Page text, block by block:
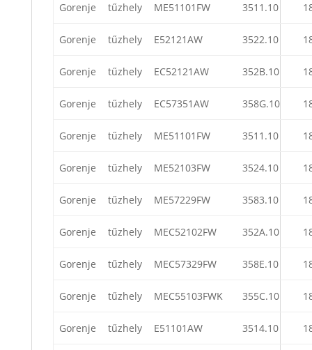
Gorenje tűzhely ME51101FW 3511.10
Gorenje tűzhely E52121AW 3522.10
Gorenje tűzhely EC52121AW 352B.10
Gorenje tűzhely EC57351AW 358G.10
Gorenje tűzhely ME51101FW 3511.10
Gorenje tűzhely ME52103FW 3524.10
Gorenje tűzhely ME57229FW 3583.10
Gorenje tűzhely MEC52102FW 352A.10
Gorenje tűzhely MEC57329FW 358E.10
Gorenje tűzhely MEC55103FWK 355C.10
Gorenje tűzhely E51101AW 3514.10